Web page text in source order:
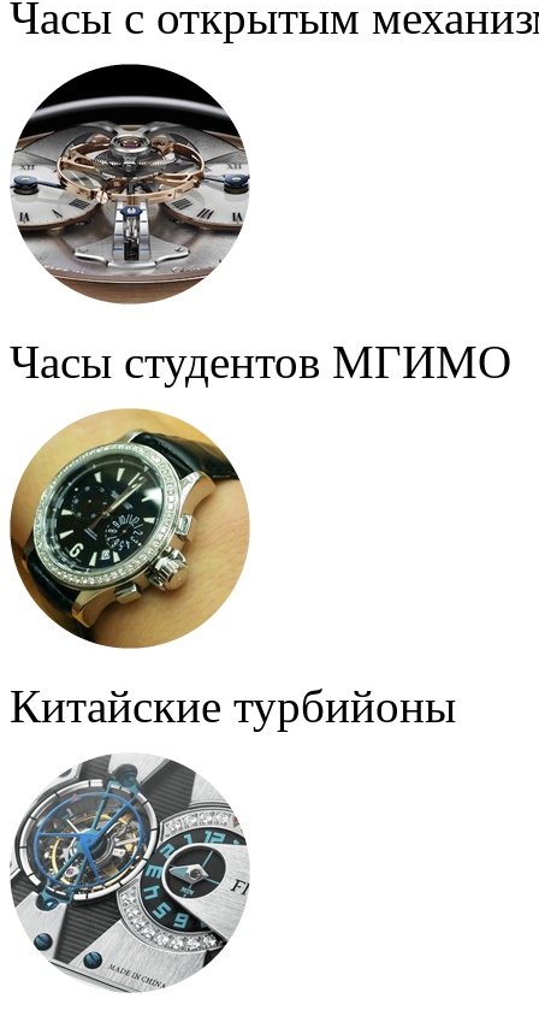
Часы с открытым
Часы студентов МГИМО
Китайские турбийоны